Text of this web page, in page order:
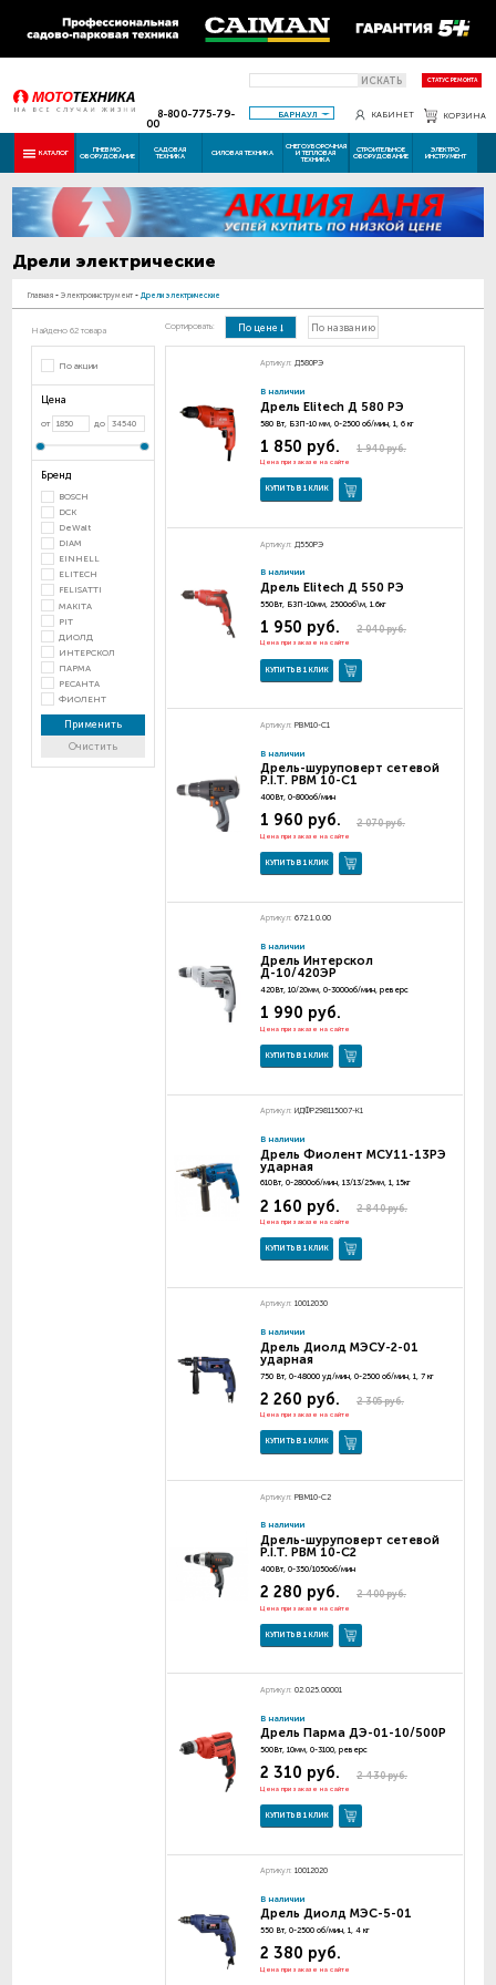
ИСКАТЬ СТАТУС РЕМОНТА
8-800-775-79-
00
БАРНАУЛ КАБИНЕТ КОРЗИНА
КАТАЛОГ ПНЕВМО
ОБОРУДОВАНИЕ
САДОВАЯ
ТЕХНИКА СИЛОВАЯ ТЕХНИКА
СНЕГОУБОРОЧНАЯ
И ТЕПЛОВАЯ
ТЕХНИКА
СТРОИТЕЛЬНОЕ
ОБОРУДОВАНИЕ
ЭЛЕКТРО
ИНСТРУМЕНТ
Дрели электрические
Главная - Электроинструмент - Дрели электрические
Найдено 62 товара
По акции
Цена
от до
Бренд
BOSCH
DCK
DeWalt
DIAM
EINHELL
ELITECH
FELISATTI
MAKITA
PIT
ДИОЛД
ИНТЕРСКОЛ
ПАРМА
РЕСАНТА
ФИОЛЕНТ
Применить
Очистить
Сортировать: По цене По названию
Артикул: Д580РЭ
В наличии
Дрель Elitech Д 580 РЭ
580 Вт, БЗП-10 мм, 0-2500 об/мин, 1, 6 кг
1 940 руб.
1 850 руб.
Цена при заказе на сайте
КУПИТЬ В 1 КЛИК
Артикул: Д550РЭ
В наличии
Дрель Elitech Д 550 РЭ
550Вт, БЗП-10мм, 2500об\м, 1.6кг
2 040 руб.
1 950 руб.
Цена при заказе на сайте
КУПИТЬ В 1 КЛИК
Артикул: PBM10-C1
В наличии
Дрель-шуруповерт сетевой
P.I.T. PBM 10-C1
400Вт, 0-800об/мин
2 070 руб.
1 960 руб.
Цена при заказе на сайте
КУПИТЬ В 1 КЛИК
Артикул: 672.1.0.00
В наличии
Дрель Интерскол
Д-10/420ЭР
420Вт, 10/20мм, 0-3000об/мин, реверс
1 990 руб.
Цена при заказе на сайте
КУПИТЬ В 1 КЛИК
Артикул: ИДФР298115007-К1
В наличии
Дрель Фиолент МСУ11-13РЭ
ударная
610Вт, 0-2800об/мин, 13/13/25мм, 1, 15кг
2 840 руб.
2 160 руб.
Цена при заказе на сайте
КУПИТЬ В 1 КЛИК
Артикул: 10012030
В наличии
Дрель Диолд МЭСУ-2-01
ударная
750 Вт, 0-48000 уд/мин, 0-2500 об/мин, 1, 7 кг
2 305 руб.
2 260 руб.
Цена при заказе на сайте
КУПИТЬ В 1 КЛИК
Артикул: PBM10-C2
В наличии
Дрель-шуруповерт сетевой
P.I.T. PBM 10-C2
400Вт, 0-350/1050об/мин
2 400 руб.
2 280 руб.
Цена при заказе на сайте
КУПИТЬ В 1 КЛИК
Артикул: 02.025.00001
В наличии
Дрель Парма ДЭ-01-10/500Р
500Вт, 10мм, 0-3100, реверс
2 430 руб.
2 310 руб.
Цена при заказе на сайте
КУПИТЬ В 1 КЛИК
Артикул: 10012020
В наличии
Дрель Диолд МЭС-5-01
550 Вт, 0-2500 об/мин, 1, 4 кг
2 380 руб.
Цена при заказе на сайте